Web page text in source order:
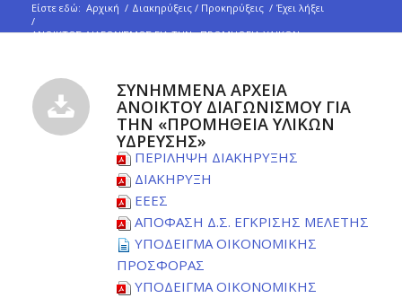
Είστε εδώ: Αρχική / Διακηρύξεις / Προκηρύξεις / Έχει λήξει
/
ΑΝΟΙΚΤΟΣ ΔΙΑΓΩΝΙΣΜΟΣ ΓΙΑ ΤΗΝ «ΠΡΟΜΗΘΕΙΑ ΥΛΙΚΩΝ
ΣΥΝΗΜΜΕΝΑ ΑΡΧΕΙΑ
ΑΝΟΙΚΤΟΥ ΔΙΑΓΩΝΙΣΜΟΥ ΓΙΑ
ΤΗΝ «ΠΡΟΜΗΘΕΙΑ ΥΛΙΚΩΝ
ΥΔΡΕΥΣΗΣ»
ΠΕΡΙΛΗΨΗ ΔΙΑΚΗΡΥΞΗΣ
ΔΙΑΚΗΡΥΞΗ
ΕΕΕΣ
ΑΠΟΦΑΣΗ Δ.Σ. ΕΓΚΡΙΣΗΣ ΜΕΛΕΤΗΣ
ΥΠΟΔΕΙΓΜΑ ΟΙΚΟΝΟΜΙΚΗΣ
ΠΡΟΣΦΟΡΑΣ
ΥΠΟΔΕΙΓΜΑ ΟΙΚΟΝΟΜΙΚΗΣ